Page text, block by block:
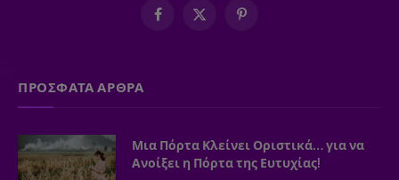
Facebook
X
Pinterest
ΠΡΟΣΦΑΤΑ ΑΡΘΡΑ
Μια Πόρτα Κλείνει Οριστικά… για να
Ανοίξει η Πόρτα της Ευτυχίας!